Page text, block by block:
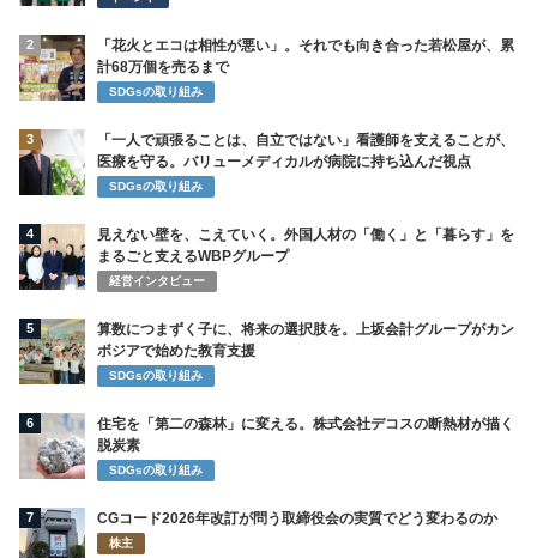
2
「花火とエコは相性が悪い」。それでも向き合った若松屋が、累
計68万個を売るまで
SDGsの取り組み
3
「一人で頑張ることは、自立ではない」看護師を支えることが、
医療を守る。バリューメディカルが病院に持ち込んだ視点
SDGsの取り組み
4
見えない壁を、こえていく。外国人材の「働く」と「暮らす」を
まるごと支えるWBPグループ
経営インタビュー
5
算数につまずく子に、将来の選択肢を。上坂会計グループがカン
ボジアで始めた教育支援
SDGsの取り組み
6
住宅を「第二の森林」に変える。株式会社デコスの断熱材が描く
脱炭素
SDGsの取り組み
7 CGコード2026年改訂が問う取締役会の実質でどう変わるのか
株主